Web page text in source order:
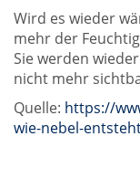
Wird es wieder
mehr der
Sie werden
nicht mehr
Quelle: https://
wie-nebel-